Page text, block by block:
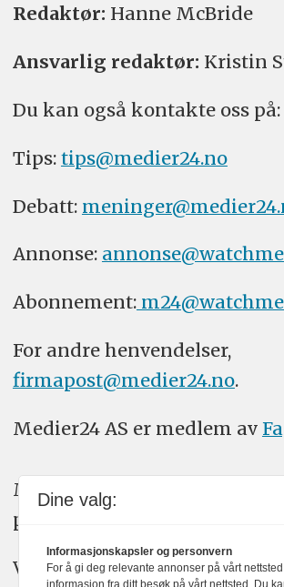
Redaktør: Hanne McBride
Ansvarlig redaktør: Kristin
Du kan også kontakte oss på:
Tips: tips@medier24.no
Debatt:
Annonse:
Abonnement:
For andre henvendelser,
firmapost@medier24.no.
Medier24 AS er medlem av
Medier24 arbeider etter Vær
plakatens regler for god
Vi bruker KI-verktøy som
Dine valg:
Informasjonskapsler og personvern
For å gi deg relevante annonser på vårt
informasjon fra ditt besøk på vårt nettsted. Du